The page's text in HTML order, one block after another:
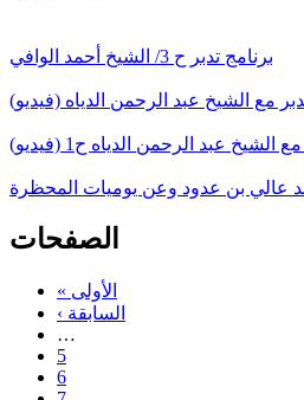
برنامج تدبر ح 3/ الشيخ أحمد الوافي
مع الشيخ عبد الرحمن الدياه (فيديو)
الشيخ عبد الرحمن الدياه ح1 (فيديو)
عالي بن عدود وعن يوميات المحظرة
الصفحات
« الأولى
‹ السابقة
…
5
6